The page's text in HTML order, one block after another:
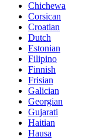
Chichewa
Corsican
Croatian
Dutch
Estonian
Filipino
Finnish
Frisian
Galician
Georgian
Gujarati
Haitian
Hausa